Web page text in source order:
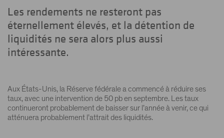
Les rendements ne resteront pas
éternellement élevés, et la détention de
liquidités ne sera alors plus aussi
intéressante.
Aux États-Unis, la Réserve fédérale a commencé à réduire ses
taux, avec une intervention de 50 pb en septembre. Les taux
continueront probablement de baisser sur l’année à venir, ce qui
atténuera probablement l’attrait des liquidités.